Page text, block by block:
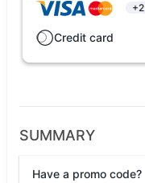
+2
Credit card
SUMMARY
Have a promo code?